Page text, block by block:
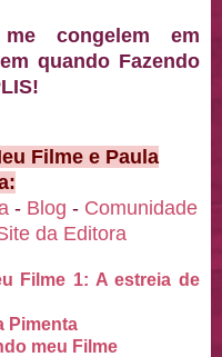
congelem em
quando Fazendo
Filme e Paula
- Blog - Comunidade
da Editora
Filme 1: A estreia de
Pimenta
meu Filme